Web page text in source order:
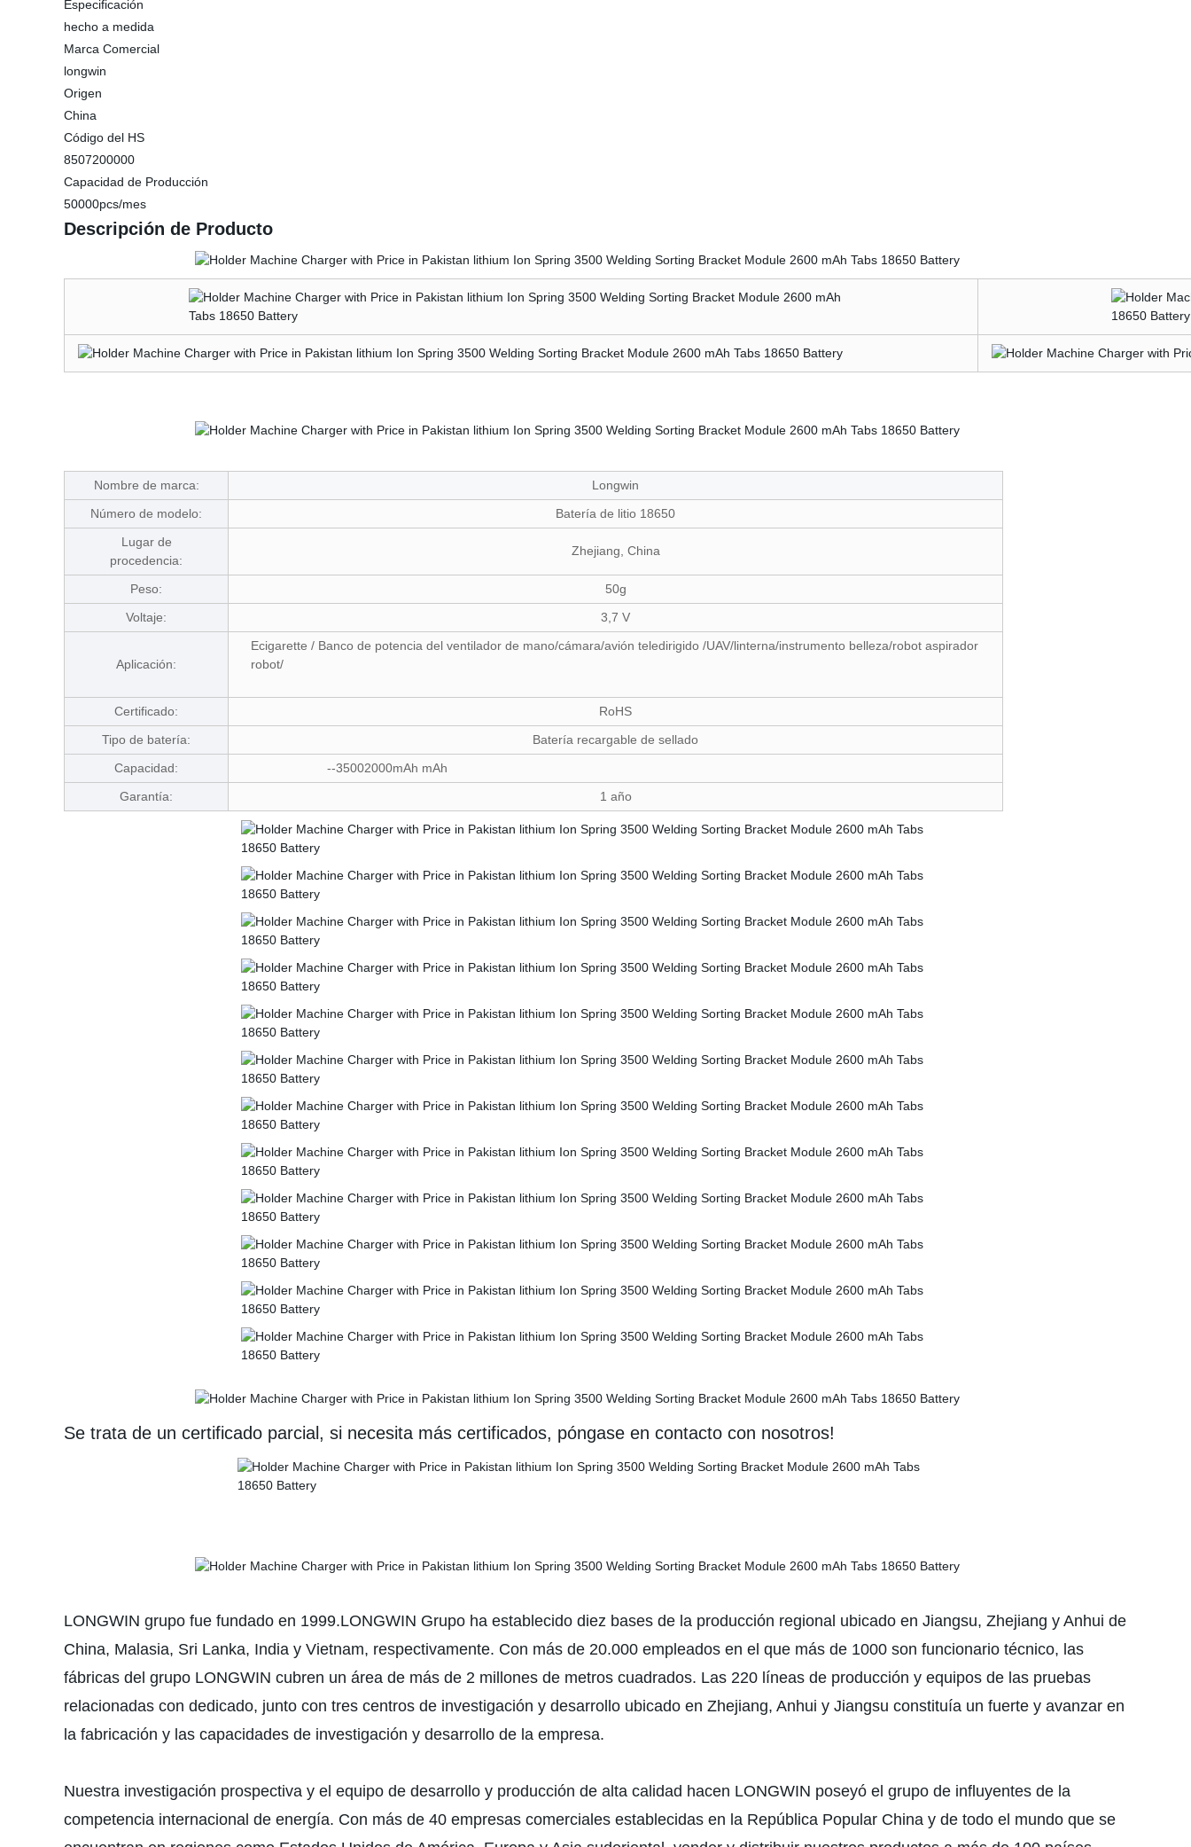
Especificación
hecho a medida
Marca Comercial
longwin
Origen
China
Código del HS
8507200000
Capacidad de Producción
50000pcs/mes
Descripción de Producto
Nombre de marca:
Longwin
Número de modelo:
Batería de litio 18650
Lugar de
procedencia:
Zhejiang, China
Peso:
50g
Voltaje:
3,7 V
Aplicación:
Ecigarette / Banco de potencia del ventilador de mano/cámara/avión teledirigido /UAV/linterna/instrumento belleza/robot aspirador
robot/
Certificado:
RoHS
Tipo de batería:
Batería recargable de sellado
Capacidad:
--35002000mAh mAh
Garantía:
1 año
Se trata de un certificado parcial, si necesita más certificados, póngase en contacto con nosotros!
LONGWIN grupo fue fundado en 1999.LONGWIN Grupo ha establecido diez bases de la producción regional ubicado en Jiangsu, Zhejiang y Anhui de
China, Malasia, Sri Lanka, India y Vietnam, respectivamente. Con más de 20.000 empleados en el que más de 1000 son funcionario técnico, las
fábricas del grupo LONGWIN cubren un área de más de 2 millones de metros cuadrados. Las 220 líneas de producción y equipos de las pruebas
relacionadas con dedicado, junto con tres centros de investigación y desarrollo ubicado en Zhejiang, Anhui y Jiangsu constituía un fuerte y avanzar en
la fabricación y las capacidades de investigación y desarrollo de la empresa.
Nuestra investigación prospectiva y el equipo de desarrollo y producción de alta calidad hacen LONGWIN poseyó el grupo de influyentes de la
competencia internacional de energía. Con más de 40 empresas comerciales establecidas en la República Popular China y de todo el mundo que se